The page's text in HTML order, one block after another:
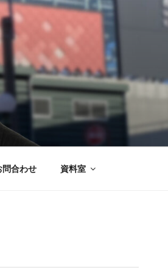
問合わせ 資料室